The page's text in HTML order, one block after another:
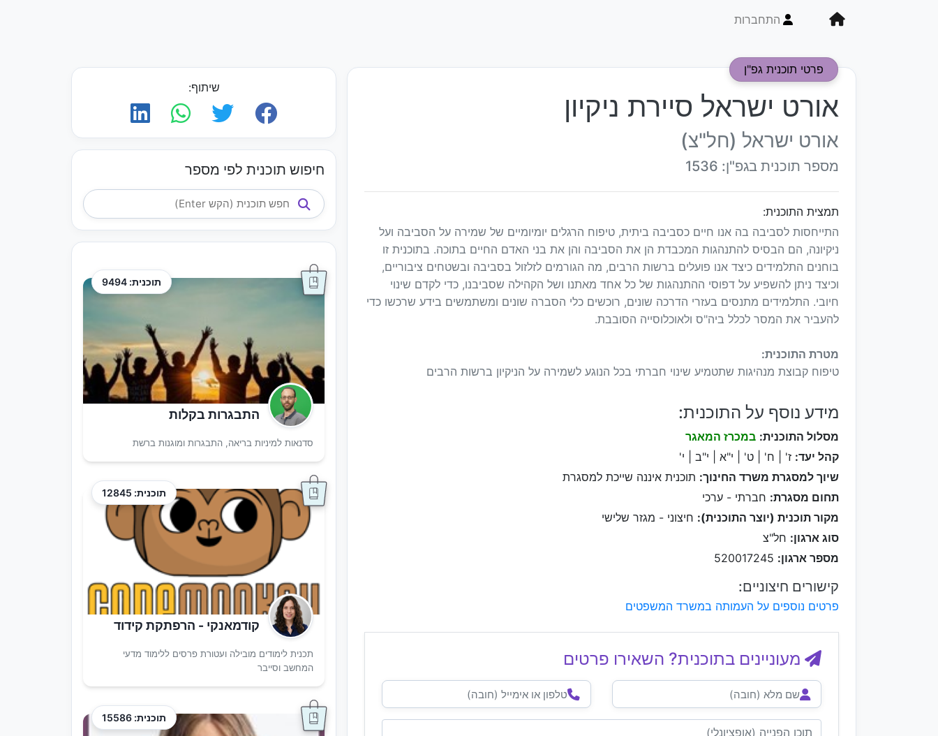
התחברות
פרטי תוכנית גפ"ן
אורט ישראל סיירת ניקיון
אורט ישראל (חל"צ)
מספר תוכנית בגפ"ן: 1536
תמצית התוכנית:
התייחסות לסביבה בה אנו חיים כסביבה ביתית, טיפוח הרגלים יומיומיים של שמירה על הסביבה ועל
ניקיונה, הם הבסיס להתנהגות המכבדת הן את הסביבה והן את בני האדם החיים בתוכה. בתוכנית זו
בוחנים התלמידים כיצד אנו פועלים ברשות הרבים, מה הגורמים לזלזול בסביבה ובשטחים ציבוריים,
וכיצד ניתן להשפיע על דפוסי ההתנהגות של כל אחד מאתנו ושל הקהילה שסביבנו, כדי לקדם שינוי
חיובי. התלמידים מתנסים בעזרי הדרכה שונים, רוכשים כלי הסברה שונים ומשתמשים בידע שרכשו כדי
להעביר את המסר לכלל ביה"ס ולאוכלוסייה הסובבת.
מטרת התוכנית:
טיפוח קבוצת מנהיגות שתטמיע שינוי חברתי בכל הנוגע לשמירה על הניקיון ברשות הרבים
מידע נוסף על התוכנית:
מסלול התוכנית: במכרז המאגר
קהל יעד: ז' | ח' | ט' | י"א | י"ב | י'
שיוך למסגרת משרד החינוך: תוכנית איננה שייכת למסגרת
תחום מסגרת: חברתי - ערכי
מקור תוכנית (יוצר התוכנית): חיצוני - מגזר שלישי
סוג ארגון: חל"צ
מספר ארגון:
קישורים חיצוניים:
פרטים נוספים על העמותה במשרד המשפטים
מעוניינים בתוכנית? השאירו פרטים
שיתוף:
חיפוש תוכנית לפי מספר
תוכנית: 9494
התבגרות בקלות
סדנאות למיניות בריאה, התבגרות ומוגנות ברשת
תוכנית: 12845
קודמאנקי - הרפתקת קידוד
תכנית לימודים מובילה ועטורת פרסים ללימוד מדעי
המחשב וסייבר
תוכנית: 15586